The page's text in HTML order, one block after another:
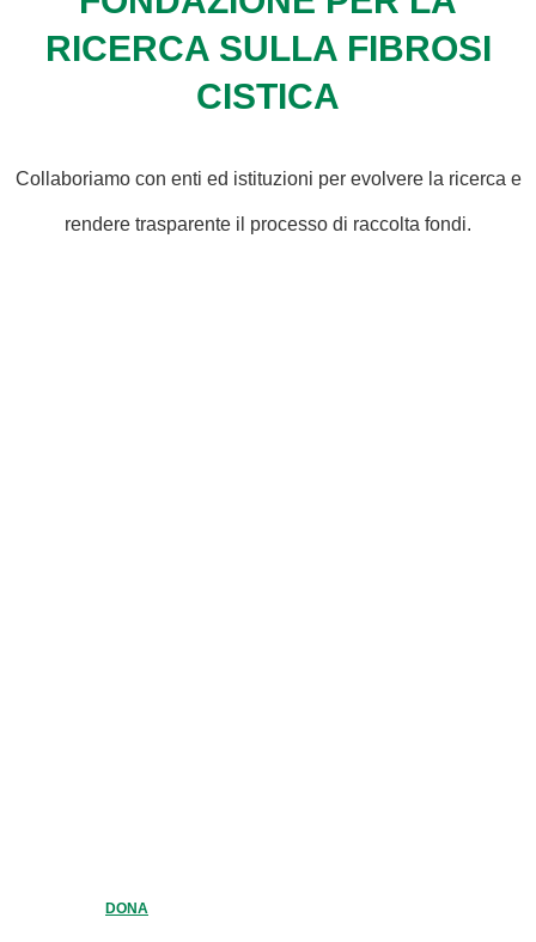
RICERCA SULLA FIBROSI
CISTICA
Collaboriamo con enti ed istituzioni per evolvere la ricerca e
rendere trasparente il processo di raccolta fondi.
DONA